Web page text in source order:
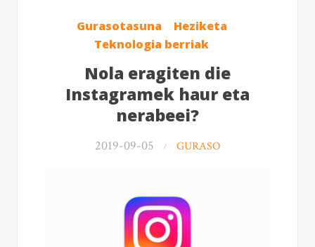
Gurasotasuna
Heziketa
Teknologia berriak
Nola eragiten die
Instagramek haur eta
nerabeei?
2019-09-05 GURASO